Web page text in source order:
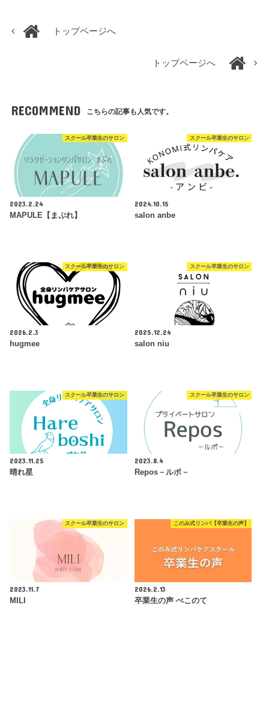
トップページへ
トップページへ
RECOMMEND こちらの記事も人気です。
スクール卒業生のサロン
2023.2.24
MAPULE【まぷれ】
スクール卒業生のサロン
2024.10.15
salon anbe
スクール卒業生のサロン
2026.2.3
hugmee
スクール卒業生のサロン
2025.12.24
salon niu
スクール卒業生のサロン
2023.11.25
晴れ星
スクール卒業生のサロン
2023.8.4
Repos－ルポ－
スクール卒業生のサロン
2023.11.7
MILI
このみ式リンパ【卒業生の声】
2026.2.13
卒業生の声 ぺこのて